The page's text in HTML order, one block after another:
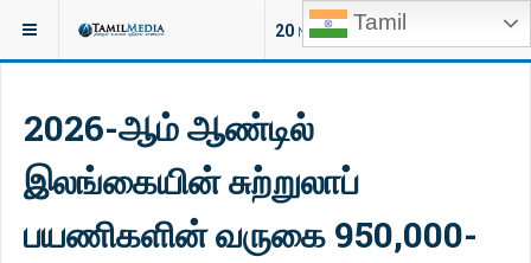
Tamil
20 NEW ARTICLES
இருக்குமிடம்: செய்திகள்
2026-ஆம் ஆண்டில்
இலங்கையின் சுற்றுலாப்
பயணிகளின் வருகை 950,000-